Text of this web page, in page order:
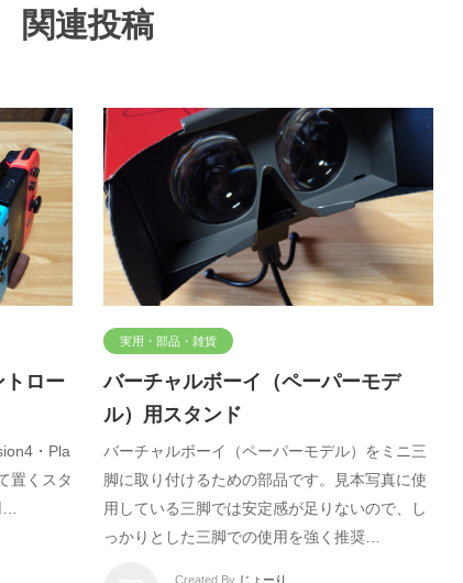
関連投稿
トロー
・Pla
置くスタ
実用・部品・雑貨
バーチャルボーイ（ペーパーモデ
ル）用スタンド
バーチャルボーイ（ペーパーモデル）をミニ三
脚に取り付けるための部品です。見本写真に使
用している三脚では安定感が足りないので、し
っかりとした三脚での使用を強く推奨…
Created By じょーり